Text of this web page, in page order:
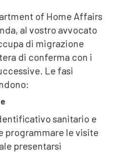
of Home Affairs
al vostro avvocato
di migrazione
di conferma con i
Le fasi
sanitario e
programmare le visite
presentarsi